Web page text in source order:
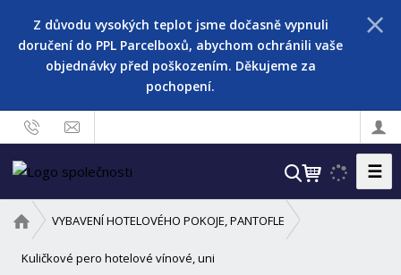
Z důvodu vysokých teplot jsme dočasně vypnuli
doručení do PPL Parcelboxů, abychom ochránili vaše
objednávky před poškozením. Děkujeme za
pochopení.
V
☰
v
o
VYBAVENÍ HOTELOVÉHO POKOJE, PANTOFLE
Kuličkové pero hotelové vínové, uni